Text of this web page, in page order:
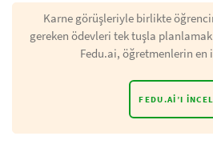
Karne görüşleriyle birlikte
gereken ödevleri tek tuşla
Fedu.ai, öğretmenlerin en
FEDU.AI’I